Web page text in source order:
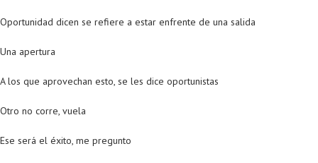
Oportunidad dicen se refiere a estar enfrente de una salida
Una apertura
A los que aprovechan esto, se les dice oportunistas
Otro no corre, vuela
Ese será el éxito, me pregunto